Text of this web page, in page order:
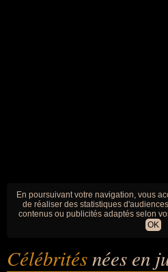
En poursuivant votre navigation, vous
de réaliser des statistiques
contenus ou publicités adaptés selon
OK
Célébritésnées en